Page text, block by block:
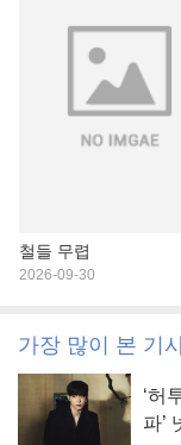
철들 무렵
2026-09-30
가장 많이 본 기
‘허
파’